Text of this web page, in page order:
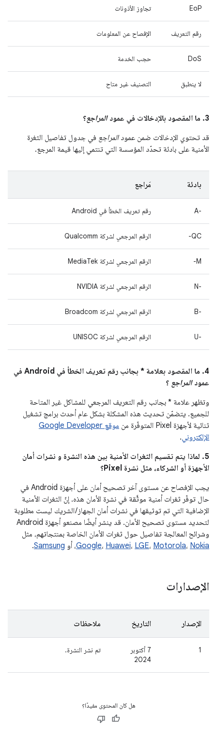
EoP تجاوز الأذونات
رقم التعريف الإفصاح عن المعلومات
DoS حجب الخدمة
لا ينطبق التصنيف غير متاح
3. ما المقصود بالإدخالات في عمود المراجع؟
قد تحتوي الإدخالات ضمن عمودالمراجع في جدول تفاصيل الثغرة
الأمنية على بادئة تحدّد المؤسسة التي تنتمي إليها قيمة المرجع.
بادئة مَراجع
A-‎ رقم تعريف الخطأ في Android
QC- الرقم المرجعي لشركة Qualcomm
M- الرقم المرجعي لشركة MediaTek
‫N-‎ الرقم المرجعي لشركة NVIDIA
B-‎ الرقم المرجعي لشركة Broadcom
U-‎ الرقم المرجعي لشركة UNISOC
4. ما المقصود بعلامة * بجانب رقم تعريف الخطأ في Android في
عمودالمراجع ؟
وتظهر علامة * بجانب رقم التعريف المرجعي للمشاكل غير المتاحة
للجميع. يتضمّن تحديث هذه المشكلة بشكل عام أحدث برامج تشغيل
ثنائية لأجهزة Pixel المتوفّرة من
موقع Google Developer
الإلكتروني.
5. لماذا يتم تقسيم الثغرات الأمنية بين هذه النشرة و نشرات أمان
الأجهزة أو الشركاء، مثل نشرة Pixel؟
يجب الإفصاح عن مستوى آخر تصحيح أمان على أجهزة Android في
حال توفّر ثغرات أمنية موثَّقة في نشرة الأمان هذه. إنّ الثغرات الأمنية
الإضافية التي تم توثيقها في نشرات أمان الجهاز / الشريك ليست مطلوبة
لتحديد مستوى تصحيح الأمان. قد ينشر أيضًا مصنعو أجهزة Android
وشرائح المعالجة تفاصيل حول ثغرات الأمان الخاصة بمنتجاتهم، مثل
Google، Huawei، LGE، Motorola، Nokia ، أو Samsung
.
الإصدارات
الإصدار التاريخ ملاحظات
1
7 أكتوبر
2024
تم نشر النشرة.
هل كان المحتوى مفيدًا؟